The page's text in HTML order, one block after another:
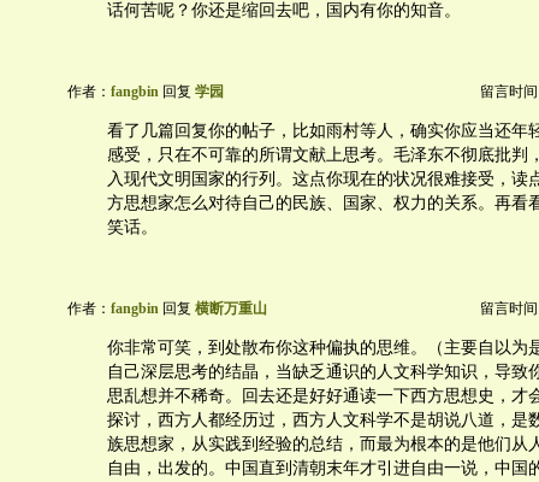
话何苦呢？你还是缩回去吧，国内有你的知音。
作者： fangbin 回复 学园 留言时间
看了几篇回复你的帖子，比如雨村等人，确实你应当还年
感受，只在不可靠的所谓文献上思考。毛泽东不彻底批判
入现代文明国家的行列。这点你现在的状况很难接受，读
方思想家怎么对待自己的民族、国家、权力的关系。再看
笑话。
作者： fangbin 回复 横断万重山 留言时间
你非常可笑，到处散布你这种偏执的思维。（主要自以为
自己深层思考的结晶，当缺乏通识的人文科学知识，导致
思乱想并不稀奇。回去还是好好通读一下西方思想史，才
探讨，西方人都经历过，西方人文科学不是胡说八道，是
族思想家，从实践到经验的总结，而最为根本的是他们从
自由，出发的。中国直到清朝末年才引进自由一说，中国